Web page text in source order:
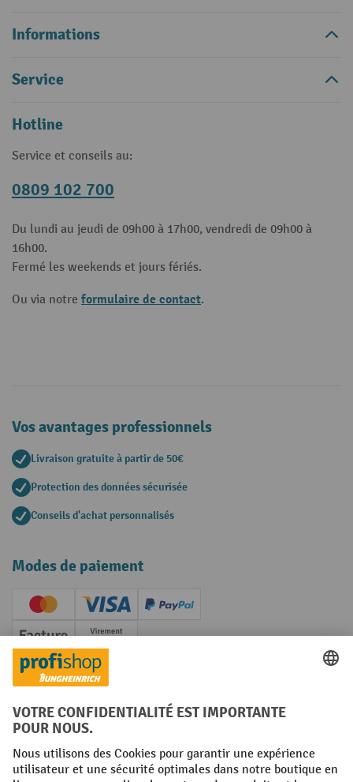
Informations
Service
Hotline
Service et conseils au:
0809 102 700
Du lundi au jeudi de 09h00 à 17h00, vendredi de 09h00 à
16h00.
Fermé les weekends et jours fériés.
Ou via notre formulaire de contact.
Vos avantages professionnels
Livraison gratuite à partir de 50€
Protection des données sécurisée
Conseils d'achat personnalisés
Modes de paiement
Creditcard (Master)Creditcard (Visa)
PayPal
Réseaux sociaux
Facebook
YouTube
LinkedInInstagram